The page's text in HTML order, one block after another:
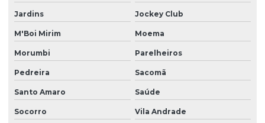
Projetos de loteamentos rurais
Projetos de loteamentos urbanos
Quanto custa serviço de topografia
Serviço de escaneamento 3d
Serviço de levantamento
Serviço de levantamento planialtimétrico
Jardins Jockey Club
M'Boi Mirim Moema
Morumbi Parelheiros
Pedreira Sacomã
Santo Amaro Saúde
Socorro Vila Andrade